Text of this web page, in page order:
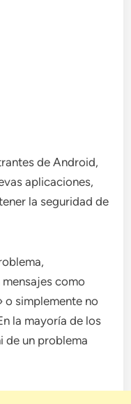
de Android,
aplicaciones,
la seguridad de
como
o simplemente no
la mayoría de los
de un problema